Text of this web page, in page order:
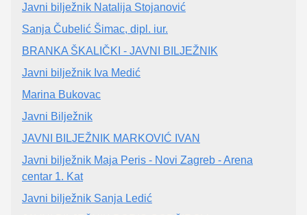
Javni bilježnik Natalija Stojanović
Sanja Čubelić Šimac, dipl. iur.
BRANKA ŠKALIČKI - JAVNI BILJEŽNIK
Javni bilježnik Iva Medić
Marina Bukovac
Javni Bilježnik
JAVNI BILJEŽNIK MARKOVIĆ IVAN
Javni bilježnik Maja Peris - Novi Zagreb - Arena
centar 1. Kat
Javni bilježnik Sanja Ledić